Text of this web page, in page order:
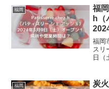
は、
で、
福岡
福
h（
場
福岡
スリ
日（
とこ
福岡
炭